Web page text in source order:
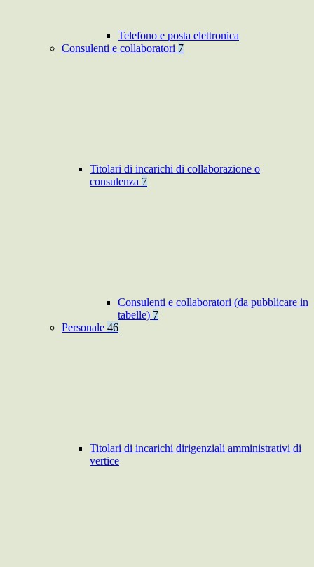
Telefono e posta elettronica
Consulenti e collaboratori 7
Titolari di incarichi di collaborazione o
consulenza 7
Consulenti e collaboratori (da pubblicare in
tabelle) 7
Personale 46
Titolari di incarichi dirigenziali amministrativi di
vertice